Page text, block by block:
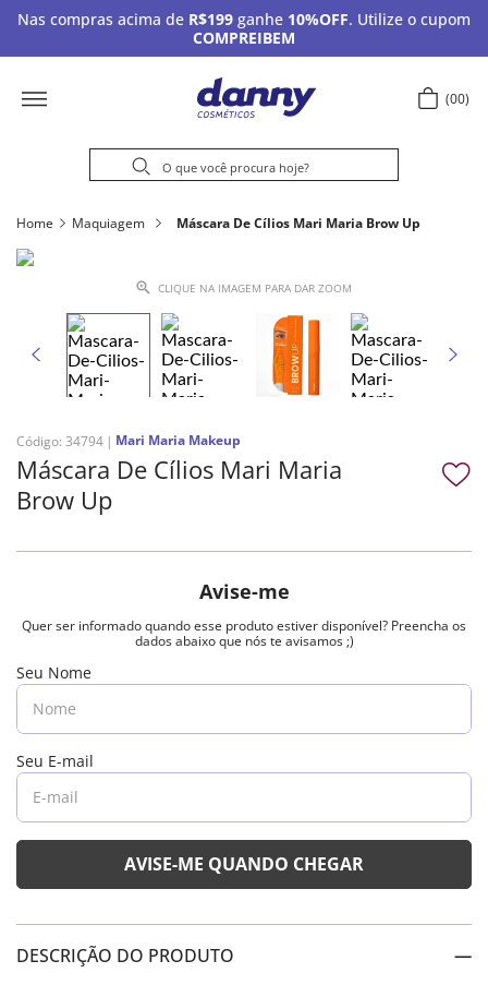
Nas compras acima de R$199 ganhe 10%OFF. Utilize o cupom
COMPREIBEM
00
Home Maquiagem Máscara De Cílios Mari Maria Brow Up
CLIQUE NA IMAGEM PARA DAR ZOOM
Código: 34794 Mari Maria Makeup
Máscara De Cílios Mari Maria
Brow Up
DESCRIÇÃO DO PRODUTO